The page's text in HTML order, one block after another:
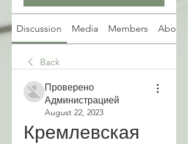
Discussion Media Members About
Back
Проверено
Администрацией
August 22, 2023
Кремлевская